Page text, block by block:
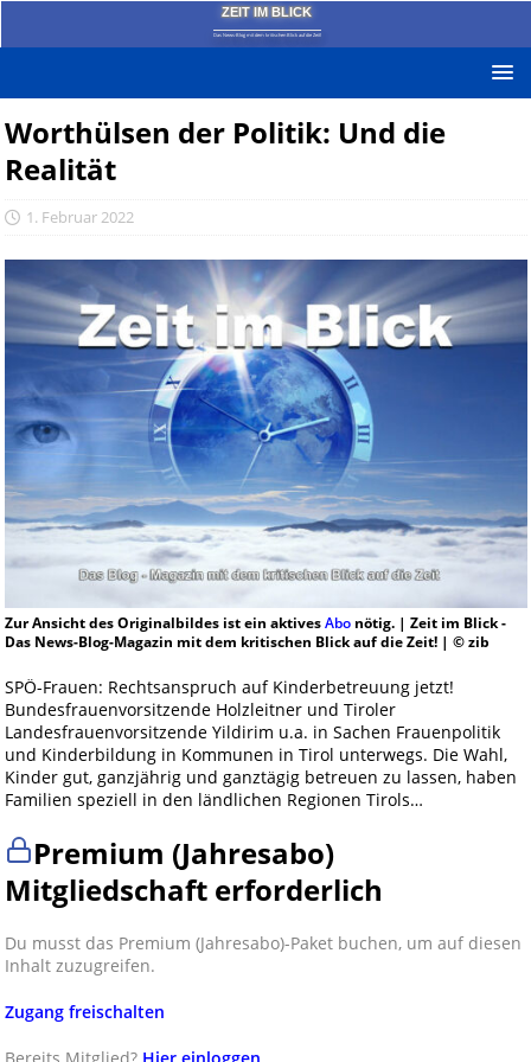
ZEIT IM BLICK
Das News-Blog mit dem kritischen Blick auf die Zeit!
Worthülsen der Politik: Und die
Realität
1. Februar 2022
Zur Ansicht des Originalbildes ist ein aktivesAbonötig. | Zeit im Blick -
Das News-Blog-Magazin mit dem kritischen Blick auf die Zeit! | © zib
SPÖ-Frauen: Rechtsanspruch auf Kinderbetreuung jetzt!
Bundesfrauenvorsitzende Holzleitner und Tiroler
Landesfrauenvorsitzende Yildirim u.a. in Sachen Frauenpolitik
und Kinderbildung in Kommunen in Tirol unterwegs. Die Wahl,
Kinder gut, ganzjährig und ganztägig betreuen zu lassen, haben
Familien speziell in den ländlichen Regionen Tirols…
Premium (Jahresabo)
Mitgliedschaft erforderlich
Du musst das Premium (Jahresabo)-Paket buchen, um auf diesen
Inhalt zuzugreifen.
Zugang freischalten